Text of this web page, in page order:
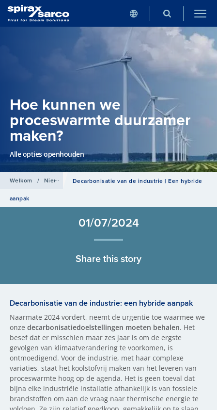
Hoe kunnen we
proceswarmte duurzamer
maken?
Alle opties openhouden
Welkom / Nieuws
Decarbonisatie van de industrie | Een hybride
aanpak
01/07/2024
Share this story
Decarbonisatie van de industrie: een hybride aanpak
Naarmate 2024 vordert, neemt de urgentie toe waarmee we
onze decarbonisatiedoelstellingen moeten behalen. Het
besef dat er misschien maar zes jaar is om de ergste
gevolgen van klimaatverandering te voorkomen, is
ontmoedigend. Voor de industrie, met haar complexe
variaties, staat het koolstofvrij maken van het leveren van
proceswarmte hoog op de agenda. Het is geen toeval dat
bijna elke industriële installatie afhankelijk is van fossiele
brandstoffen om aan de vraag naar thermische energie te